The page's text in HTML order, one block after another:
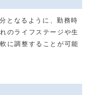
となるように、勤務時
のライフステージや生
に調整することが可能